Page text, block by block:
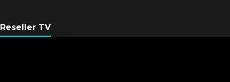
Reseller TV